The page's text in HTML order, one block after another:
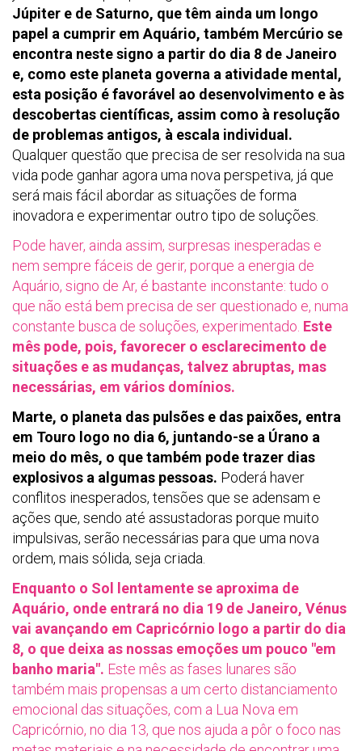
Júpiter e de Saturno, que têm ainda um longo
papel a cumprir em Aquário, também Mercúrio se
encontra neste signo a partir do dia 8 de Janeiro
e, como este planeta governa a atividade mental,
esta posição é favorável ao desenvolvimento e às
descobertas científicas, assim como à resolução
de problemas antigos, à escala individual.
Qualquer questão que precisa de ser resolvida na sua
vida pode ganhar agora uma nova perspetiva, já que
será mais fácil abordar as situações de forma
inovadora e experimentar outro tipo de soluções.
Pode haver, ainda assim, surpresas inesperadas e
nem sempre fáceis de gerir, porque a energia de
Aquário, signo de Ar, é bastante inconstante: tudo o
que não está bem precisa de ser questionado e, numa
constante busca de soluções, experimentado. Este
mês pode, pois, favorecer o esclarecimento de
situações e as mudanças, talvez abruptas, mas
necessárias, em vários domínios.
Marte, o planeta das pulsões e das paixões, entra
em Touro logo no dia 6, juntando-se a Úrano a
meio do mês, o que também pode trazer dias
explosivos a algumas pessoas. Poderá haver
conflitos inesperados, tensões que se adensam e
ações que, sendo até assustadoras porque muito
impulsivas, serão necessárias para que uma nova
ordem, mais sólida, seja criada.
Enquanto o Sol lentamente se aproxima de
Aquário, onde entrará no dia 19 de Janeiro, Vénus
vai avançando em Capricórnio logo a partir do dia
8, o que deixa as nossas emoções um pouco "em
banho maria". Este mês as fases lunares são
também mais propensas a um certo distanciamento
emocional das situações, com a Lua Nova em
Capricórnio, no dia 13, que nos ajuda a pôr o foco nas